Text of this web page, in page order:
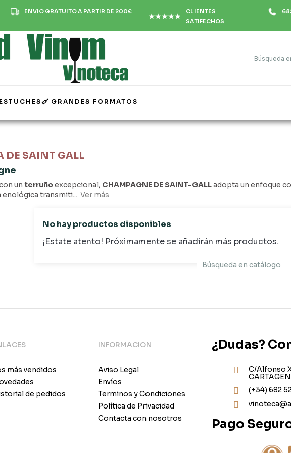
ENVIO GRATUITO A PARTIR DE 200€
CLIENTES
SATIFECHOS
ESTUCHES GRANDES FORMATOS
DE SAINT GALL
un terruñoexcepcional, CHAMPAGNE DE SAINT-GALLadopta un enfoque
transmiti... Ver más
No hay productos disponibles
¡Estate atento! Próximamente se añadirán más productos.
más vendidos
de pedidos
INFORMACION
Aviso Legal
Envíos
Terminos y Condiciones
Política de Privacidad
Contacta con nosotros
¿Dudas?
C/Alfonso
(+34) 682
Pago